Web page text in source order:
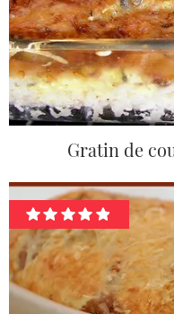
Gratin de